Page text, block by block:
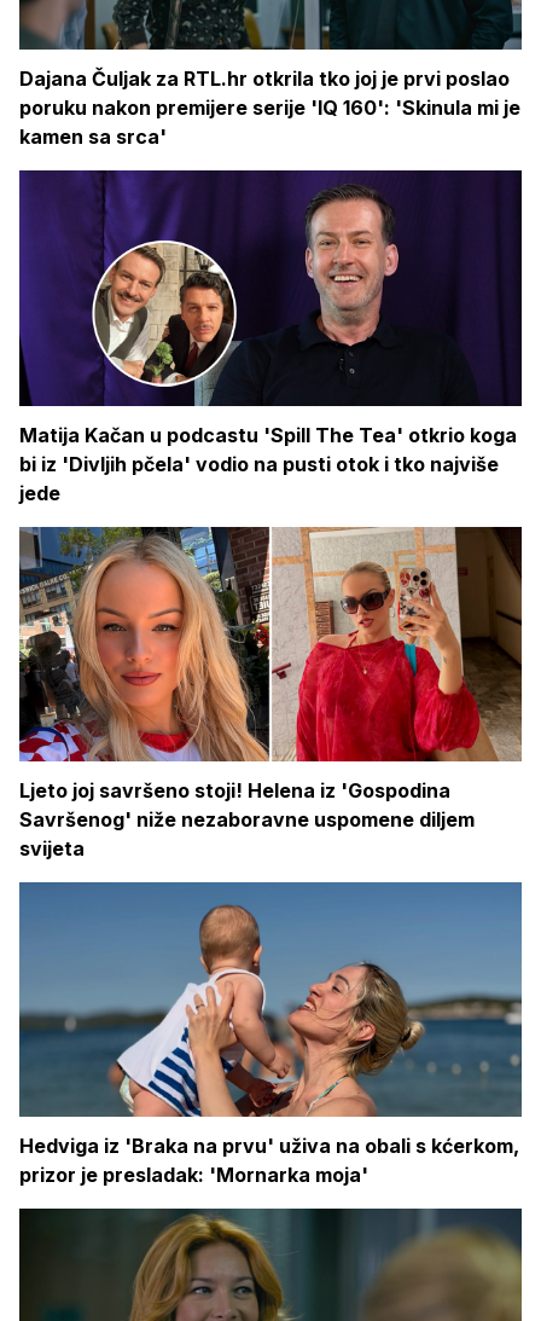
Dajana Čuljak za RTL.hr otkrila tko joj je prvi poslao
poruku nakon premijere serije 'IQ 160': 'Skinula mi je
kamen sa srca'
Matija Kačan u podcastu 'Spill The Tea' otkrio koga
bi iz 'Divljih pčela' vodio na pusti otok i tko najviše
jede
Ljeto joj savršeno stoji! Helena iz 'Gospodina
Savršenog' niže nezaboravne uspomene diljem
svijeta
Hedviga iz 'Braka na prvu' uživa na obali s kćerkom,
prizor je presladak: 'Mornarka moja'